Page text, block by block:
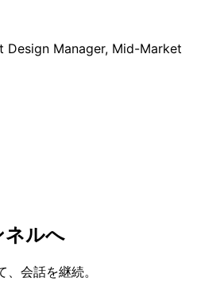
Design Manager, Mid-Market
ネルへ
会話を継続。